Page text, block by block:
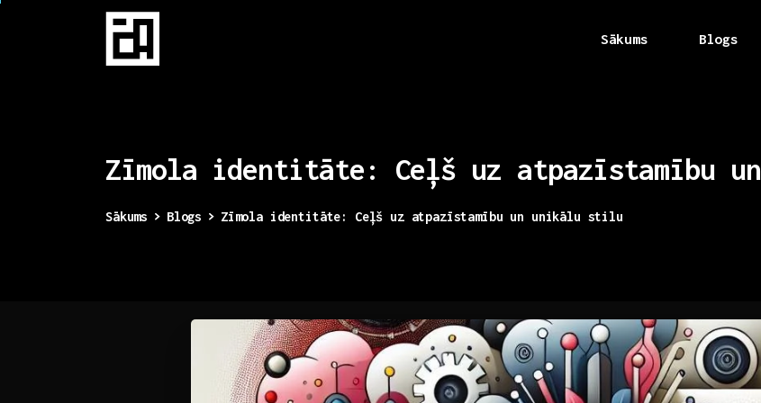
Sākums Blogs
Zīmola identitāte: Ceļš uz atpazīstamību un
Sākums Blogs Zīmola identitāte: Ceļš uz atpazīstamību un unikālu stilu